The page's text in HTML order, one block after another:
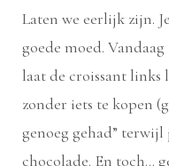
Laten we eerlijk zijn.
goede moed.
laat de croissant links
zonder iets te kopen
genoeg gehad”
chocolade. En toch…